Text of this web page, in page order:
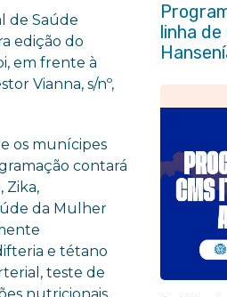
de Saúde
edição do
em frente à
Vianna, s/nº,
os munícipes
contará
Zika,
da Mulher
e tétano
teste de
linha